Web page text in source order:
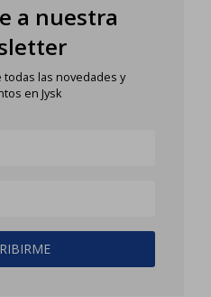
a nuestra
las novedades y
en Jysk